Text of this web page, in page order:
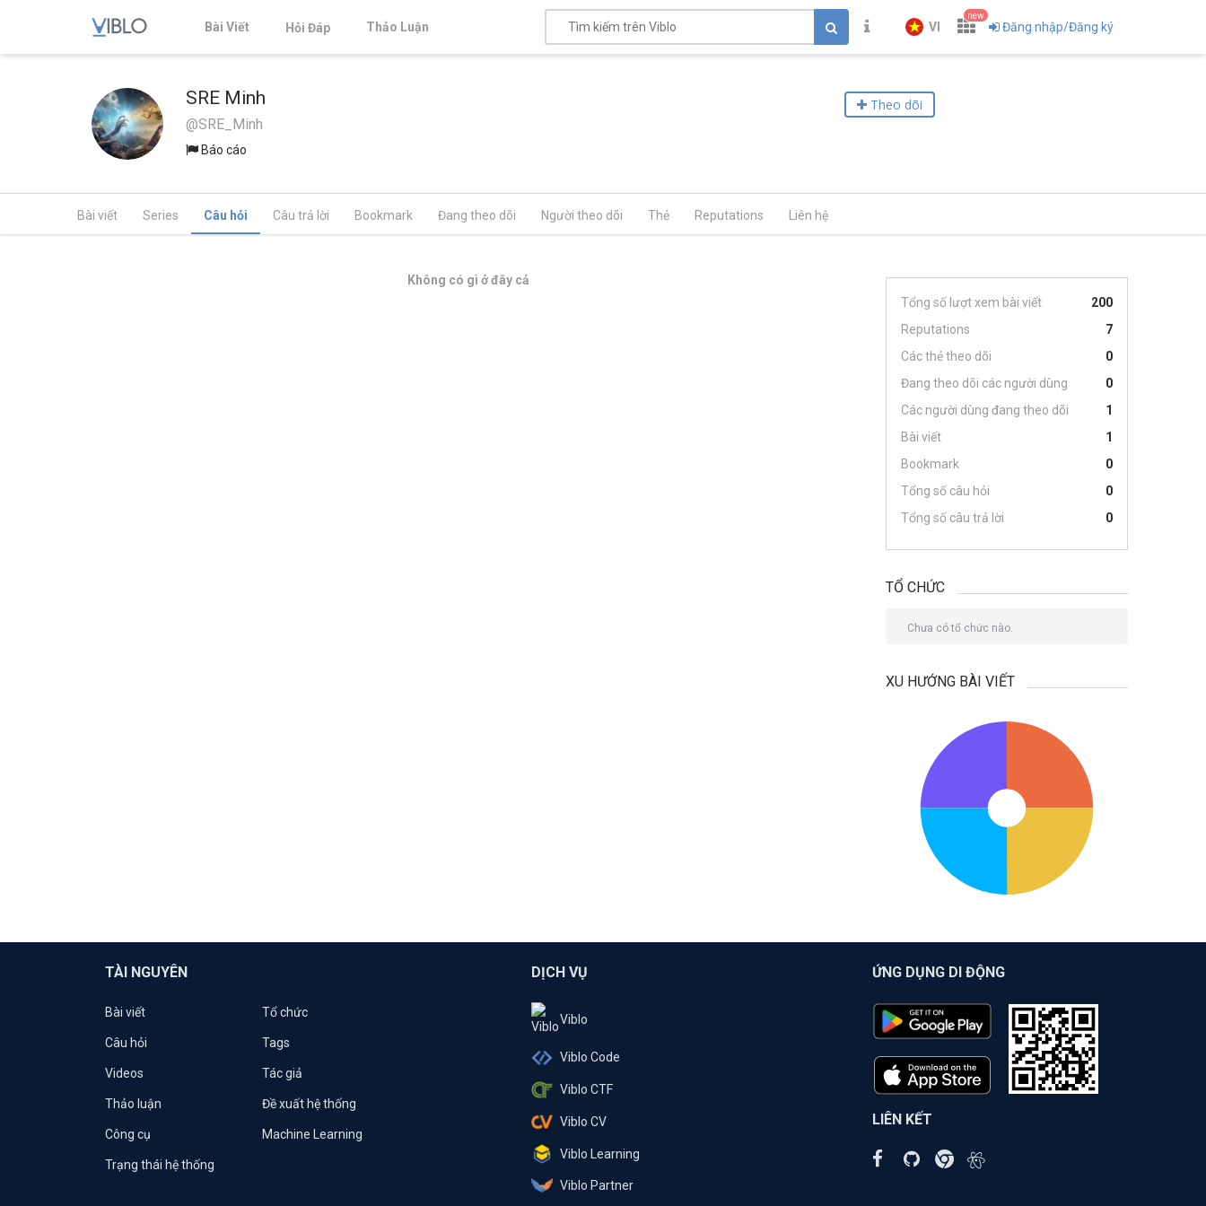
Bài Viết Hỏi Đáp Thảo Luận VI
new
Đăng nhập/Đăng ký
SRE Minh
@SRE_Minh
Báo cáo
Theo dõi
Bài viết Series Câu hỏi Câu trả lời Bookmark Đang theo dõi Người theo dõi Thẻ Reputations Liên hệ
Không có gì ở đây cả
Tổng số lượt xem bài viết
200
Reputations
7
Các thẻ theo dõi
0
Đang theo dõi các người dùng
0
Các người dùng đang theo dõi
1
Bài viết
1
Bookmark
0
Tổng số câu hỏi
0
Tổng số câu trả lời
0
TỔ CHỨC
Chưa có tổ chức nào.
XU HƯỚNG BÀI VIẾT
TÀI NGUYÊN
Bài viết Tổ chức
Câu hỏi Tags
Videos Tác giả
Thảo luận Đề xuất hệ thống
Công cụ Machine Learning
Trạng thái hệ thống
DỊCH VỤ
Viblo
Viblo Code
Viblo CTF
Viblo CV
Viblo Learning
Viblo Partner
ỨNG DỤNG DI ĐỘNG
LIÊN KẾT